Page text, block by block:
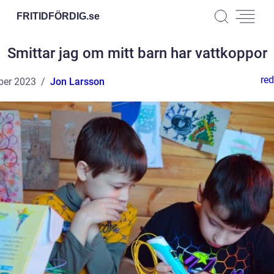
FRITIDFÖRDIG.se
Smittar jag om mitt barn har vattkoppor
2023 Jon Larsson